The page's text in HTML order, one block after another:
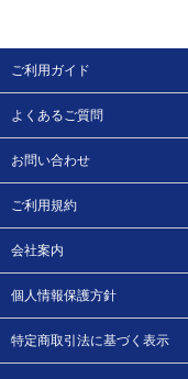
ご利用ガイド
よくあるご質問
お問い合わせ
ご利用規約
会社案内
個人情報保護方針
特定商取引法に基づく表示